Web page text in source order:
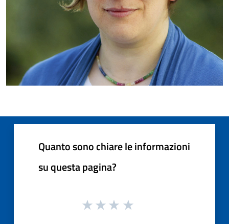
Quanto sono chiare le informazioni
su questa pagina?